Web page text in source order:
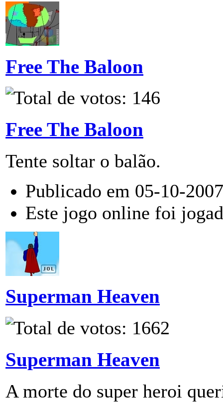
Free The Baloon
Free The Baloon
Tente soltar o balão.
Publicado em 05-10-
Este jogo online foi
Superman Heaven
Superman Heaven
A morte do super heroi